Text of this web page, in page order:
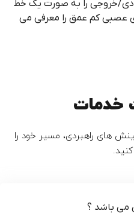
خروجی را به صورت یک خط
کم عمق را معرفی می
خدمات
های راهبردی، مسیر خود را
می باشد ؟